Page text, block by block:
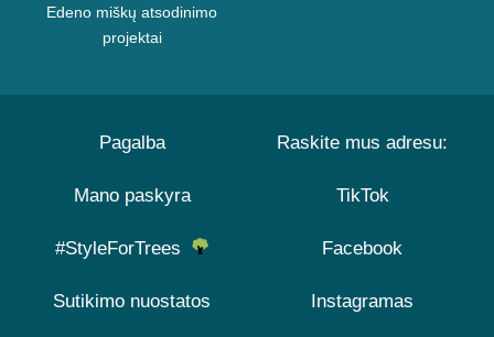
Edeno miškų atsodinimo
projektai
Pagalba
Mano paskyra
#StyleForTrees
Sutikimo nuostatos
Raskite mus adresu:
TikTok
Facebook
Instagramas